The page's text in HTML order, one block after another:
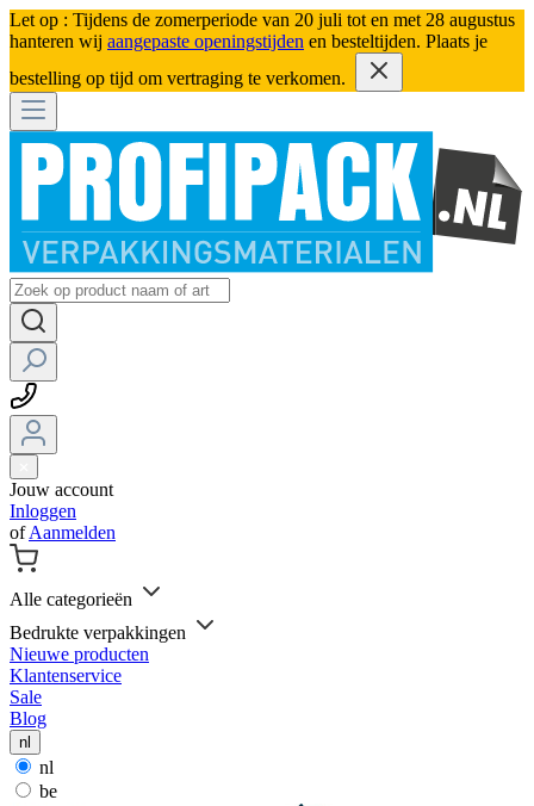
Let op : Tijdens de zomerperiode van 20 juli tot en met 28 augustus
hanteren wij aangepaste openingstijden en besteltijden. Plaats je
bestelling op tijd om vertraging te verkomen.
Jouw account
Inloggen
ofAanmelden
Alle categorieën
Bedrukte verpakkingen
Nieuwe producten
Klantenservice
Sale
Blog
nl
nl
be